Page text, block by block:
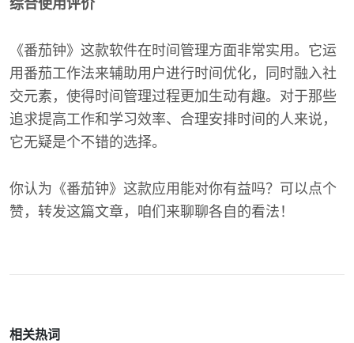
综合使用评价
《番茄钟》这款软件在时间管理方面非常实用。它运
用番茄工作法来辅助用户进行时间优化，同时融入社
交元素，使得时间管理过程更加生动有趣。对于那些
追求提高工作和学习效率、合理安排时间的人来说，
它无疑是个不错的选择。
你认为《番茄钟》这款应用能对你有益吗？可以点个
赞，转发这篇文章，咱们来聊聊各自的看法！
相关热词